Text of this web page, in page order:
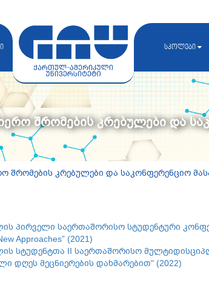
სკოლები
შრომების კრებულები და
შრომების კრებულები და საკონფერენციო
პირველი საერთაშორისო სტუდენტური
Approaches” (2021)
სტუდენტთა II საერთაშორისო
დღეს მეცნიერების დახმარებით" (2022)